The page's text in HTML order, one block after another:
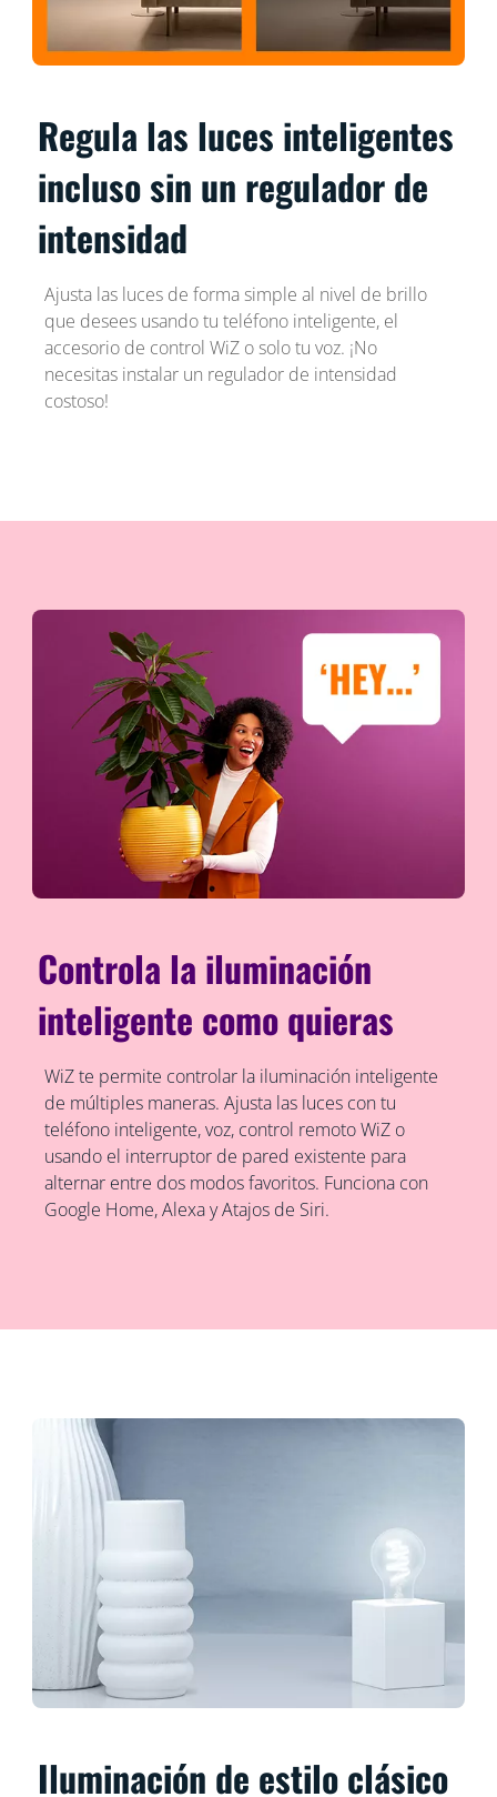
Regula las luces inteligentes
incluso sin un regulador de
intensidad
Ajusta las luces de forma simple al nivel de brillo
que desees usando tu teléfono inteligente, el
accesorio de control WiZ o solo tu voz. ¡No
necesitas instalar un regulador de intensidad
costoso!
Controla la iluminación
inteligente como quieras
WiZ te permite controlar la iluminación inteligente
de múltiples maneras. Ajusta las luces con tu
teléfono inteligente, voz, control remoto WiZ o
usando el interruptor de pared existente para
alternar entre dos modos favoritos. Funciona con
Google Home, Alexa y Atajos de Siri.
Iluminación de estilo clásico